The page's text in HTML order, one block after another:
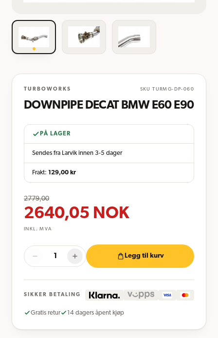
TURBOWORKS SKUTURMG-DP-060
DOWNPIPE DECAT BMW E60 E90
PÅ LAGER
Sendes fra Larvik innen 3-5 dager
Frakt: 129,00 kr
2779,00
2640,05 NOK
INKL. MVA
Legg til kurv
SIKKER BETALING
Gratis retur 14 dagers åpent kjøp